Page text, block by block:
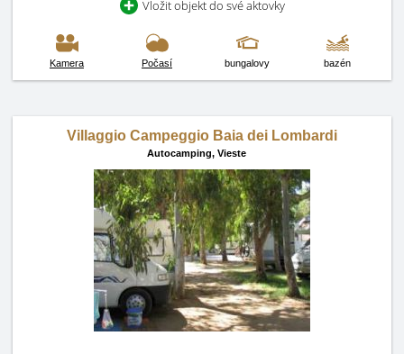
Vložit objekt do své aktovky
Kamera Počasí bungalovy bazén
Villaggio Campeggio Baia dei Lombardi
Autocamping, Vieste